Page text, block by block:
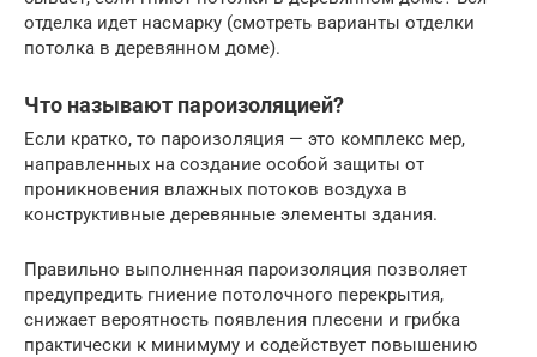
отделка идет насмарку (смотреть варианты отделки
потолка в деревянном доме).
Что называют пароизоляцией?
Если кратко, то пароизоляция — это комплекс мер,
направленных на создание особой защиты от
проникновения влажных потоков воздуха в
конструктивные деревянные элементы здания.
Правильно выполненная пароизоляция позволяет
предупредить гниение потолочного перекрытия,
снижает вероятность появления плесени и грибка
практически к минимуму и содействует повышению